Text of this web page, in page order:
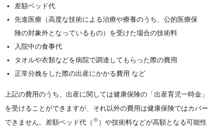
差額ベッド代
先進医療（高度な技術による治療や療養のうち、公的医療保
険の対象外となっているもの）を受けた場合の技術料
入院中の食事代
タオルや衣類などを病院で調達してもらった際の費用
正常分娩をした際の出産にかかる費用 など
上記の費用のうち、出産に関しては健康保険の「出産育児一時金」
を受けることができますが、それ以外の費用は健康保険ではカバー
できません。差額ベッド代（ ※ ）や技術料などが高額となる可能性